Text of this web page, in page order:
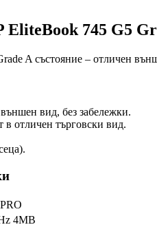
745 G5
A състояние – отличен
вид, без забележки.
отличен търговски вид.
4MB